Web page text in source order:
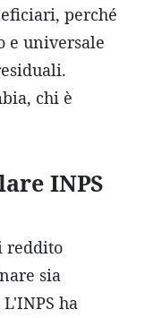
perché
e universale
chi è
INPS
reddito
sia
ha